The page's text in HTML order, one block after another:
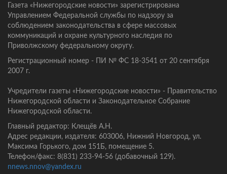
Газета «Нижегородские новости» зарегистрирована
Управлением Федеральной службы по надзору за
соблюдением законодательства в сфере массовых
коммуникаций и охране культурного наследия по
Приволжскому федеральному округу.
Регистрационный номер - ПИ № ФС 18-3541 от 20 сентября
2007 г.
Учредители газеты «Нижегородские новости» - Правительство
Нижегородской области и Законодательное Собрание
Нижегородской области.
Главный редактор: Клещёв А.Н.
Адрес редакции, издателя: 603006, Нижний Новгород, ул.
Максима Горького, дом 151Б, помещение 5.
Телефон/факс: 8(831) 233-94-56 (добавочный 129).
nnews.nnov@yandex.ru